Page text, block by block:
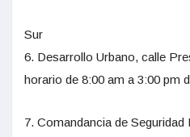
Sur
6. Desarrollo Urbano, calle
horario de 8:00 am a 3:00 pm
7. Comandancia de Seguridad